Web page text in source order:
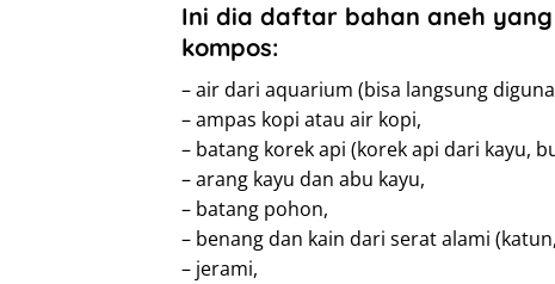
Ini dia daftar bahan aneh
kompos:
– air dari aquarium (bisa langsung
– ampas kopi atau air kopi,
– batang korek api (korek api dari kayu,
– arang kayu dan abu kayu,
– batang pohon,
– benang dan kain dari serat alami
– jerami,